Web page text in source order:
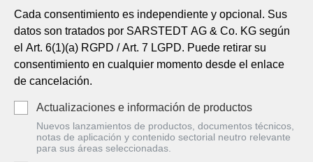
Cada consentimiento es independiente y opcional. Sus
datos son tratados por SARSTEDT AG & Co. KG según
el Art. 6(1)(a) RGPD / Art. 7 LGPD. Puede retirar su
consentimiento en cualquier momento desde el enlace
de cancelación.
Actualizaciones e información de productos
Nuevos lanzamientos de productos, documentos técnicos,
notas de aplicación y contenido sectorial neutro relevante
para sus áreas seleccionadas.